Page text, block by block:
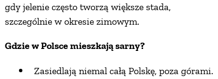
gdy jelenie często tworzą większe stada,
szczególnie w okresie zimowym.
Gdzie w Polsce mieszkają sarny?
Zasiedlają niemal całą Polskę, poza górami.